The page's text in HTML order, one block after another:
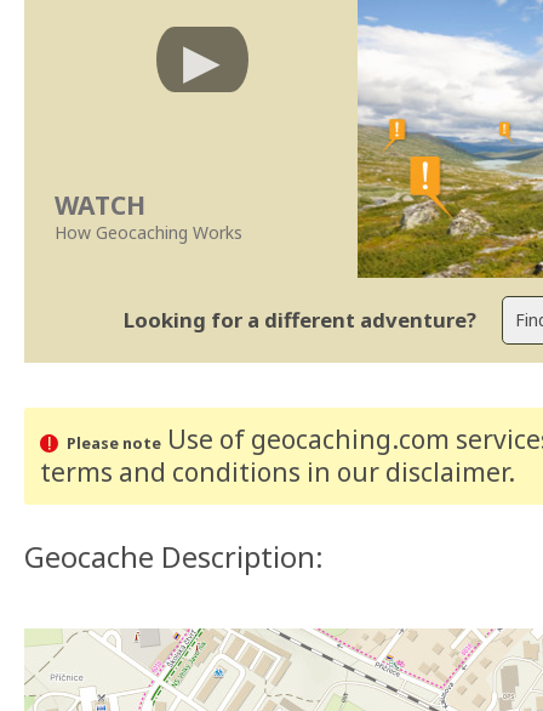
WATCH
How Geocaching Works
Looking for a different adventure?
Please noteUse of geocaching.com
terms and conditions in our disclaimer.
Geocache Description: